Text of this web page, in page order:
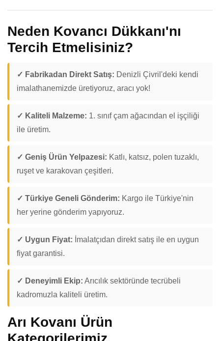
Neden Kovancı Dükkanı'nı
Tercih Etmelisiniz?
✓ Fabrikadan Direkt Satış: Denizli Çivril'deki kendi
imalathanemizde üretiyoruz, aracı yok!
✓ Kaliteli Malzeme: 1. sınıf çam ağacından el işçiliği
ile üretim.
✓ Geniş Ürün Yelpazesi: Katlı, katsız, polen tuzaklı,
ruşet ve karakovan çeşitleri.
✓ Türkiye Geneli Gönderim: Kargo ile Türkiye'nin
her yerine gönderim yapıyoruz.
✓ Uygun Fiyat: İmalatçıdan direkt satış ile en uygun
fiyat garantisi.
✓ Deneyimli Ekip: Arıcılık sektöründe tecrübeli
kadromuzla kaliteli üretim.
Arı Kovanı Ürün